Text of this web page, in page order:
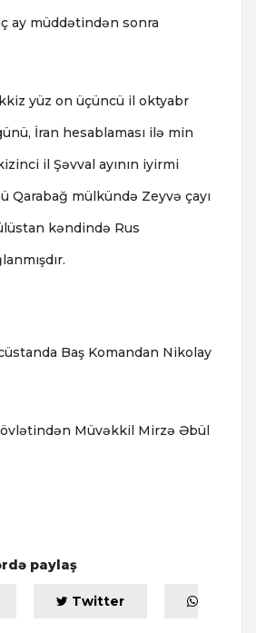
ay müddətindən sonra
yüz on üçüncü il oktyabr
İran hesablaması ilə min
il Şəvval ayının iyirmi
Qarabağ mülkündə Zeyvə çayı
kəndində Rus
Baş Komandan Nikolay
Müvəkkil Mirzə Əbül
paylaş
Twitter